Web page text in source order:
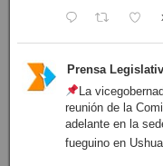
Prensa
La
reunión de la
adelante en la
fueguino en